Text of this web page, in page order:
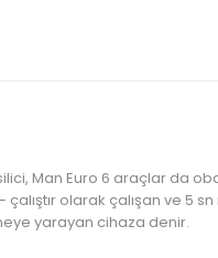
Man Euro 6 araçlar da
çalıştır olarak çalışan ve 5
yarayan cihaza denir.